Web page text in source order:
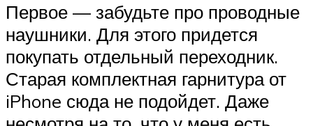
Первое — забудьте про проводные
наушники. Для этого придется
покупать отдельный переходник.
Старая комплектная гарнитура от
iPhone сюда не подойдет. Даже